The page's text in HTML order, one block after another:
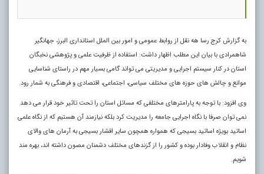
به گزارش کرج رسا هه نقل از روابط عمومی و امور بین الملل استانداری البرز، جهانگیر
شاهمرادی با بیان این مطلب اظهار داشت: استفاده از ظرفیت علمی و پژوهشی نخبگان
استان در کنار سیستم اجرایی و مدیریتی می تواند گامی بسیار مهم در راستای شناسایی
موانع و چالش های حوزه های مختلف سیاسی، اجتماعی، اقتصادی و فرهنگی به شمار رود.
وی افزود: با توجه به پارامترهای مختلفی که مسائل استان را تحت تاثیر خود قرار می دهد
نمی توان صرفا با نگاه اجرایی جامعه را مدیریت کرد بلکه نیازمند آن هستیم که از نگاه علمی
اساتید بویژه اساتید بسیجی که همواره همچون سایر اقشار بسیجی به آرمان های والای
نظام و انقلاب وفادار بوده و کشور را از گزندهای مختلف دشمنان مصون داشته اند، بهره مند
شویم.